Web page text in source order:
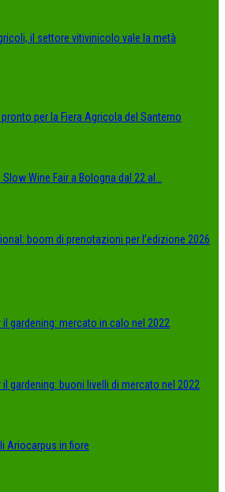
il settore vitivinicolo vale la metà
per la Fiera Agricola del Santerno
Wine Fair a Bologna dal 22 al…
boom di prenotazioni per l’edizione 2026
il gardening: mercato in calo nel 2022
il gardening: buoni livelli di mercato nel 2022
Ariocarpus in fiore